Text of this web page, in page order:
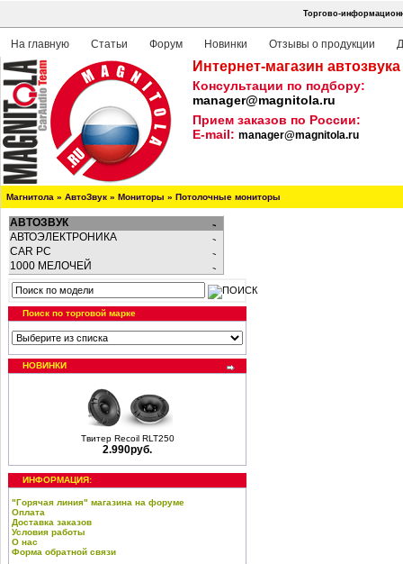
Торгово-
На главную Статьи Форум Новинки Отзывы о продукции
Интернет-магазин
Консультации по подбору:
manager@magnitola.ru
Прием заказов по России:
E-mail: manager@magnitola.ru
Магнитола » АвтоЗвук » Мониторы » Потолочные мониторы
АВТОЗВУК
АВТОЭЛЕКТРОНИКА
CAR PC
1000 МЕЛОЧЕЙ
Поиск по торговой марке
НОВИНКИ
Твитер Recoil RLT250
2.990руб.
ИНФОРМАЦИЯ:
"Горячая линия" магазина на форуме
Оплата
Доставка заказов
Условия работы
О нас
Форма обратной связи